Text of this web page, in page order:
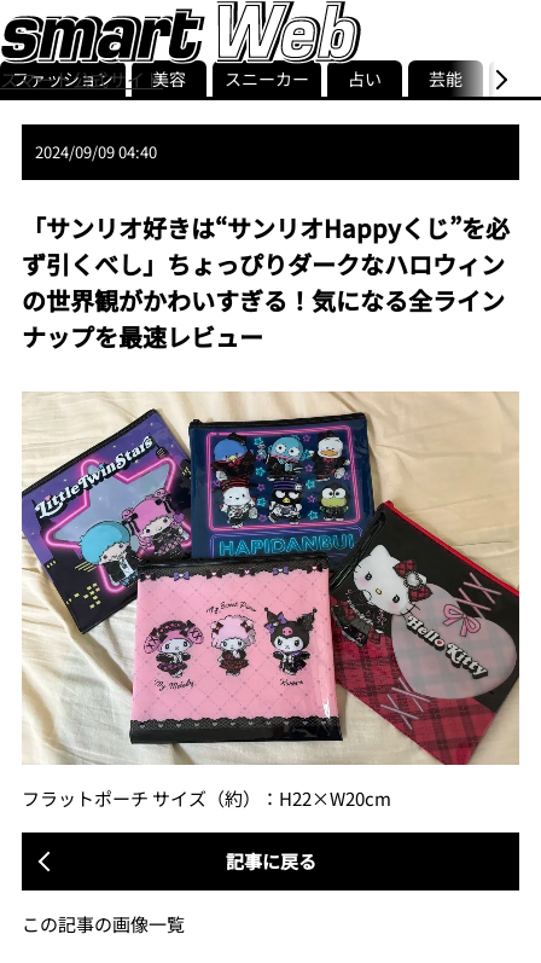
スマート公式サイト
smart最新号
記事一覧ランキング
ストリ
ファッション 美容 スニーカー 占い 芸能 グル
2024/09/09 04:40
「サンリオ好きは“サンリオHappyくじ”を必
ず引くべし」ちょっぴりダークなハロウィン
の世界観がかわいすぎる！気になる全ライン
ナップを最速レビュー
フラットポーチ サイズ（約）：H22×W20cm
記事に戻る
この記事の画像一覧